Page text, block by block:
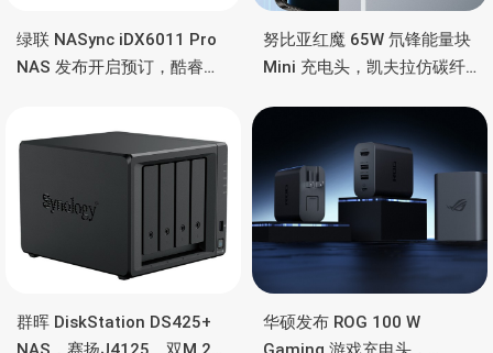
绿联 NASync iDX6011 Pro
NAS 发布开启预订，酷睿
努比亚红魔 65W 氘锋能量块
Mini 充电头，凯夫拉仿碳纤
群晖 DiskStation DS425+
华硕发布 ROG 100 W